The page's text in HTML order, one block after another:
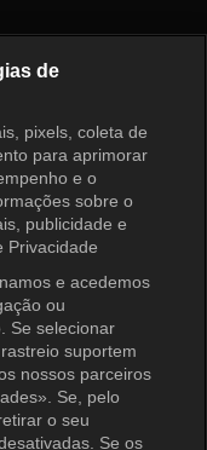
de
pixels, coleta de
para aprimorar
e o
sobre o
publicidade e
Privacidade
e acedemos
ou
Se selecionar
suportem
nossos parceiros
Se, pelo
o seu
Se os